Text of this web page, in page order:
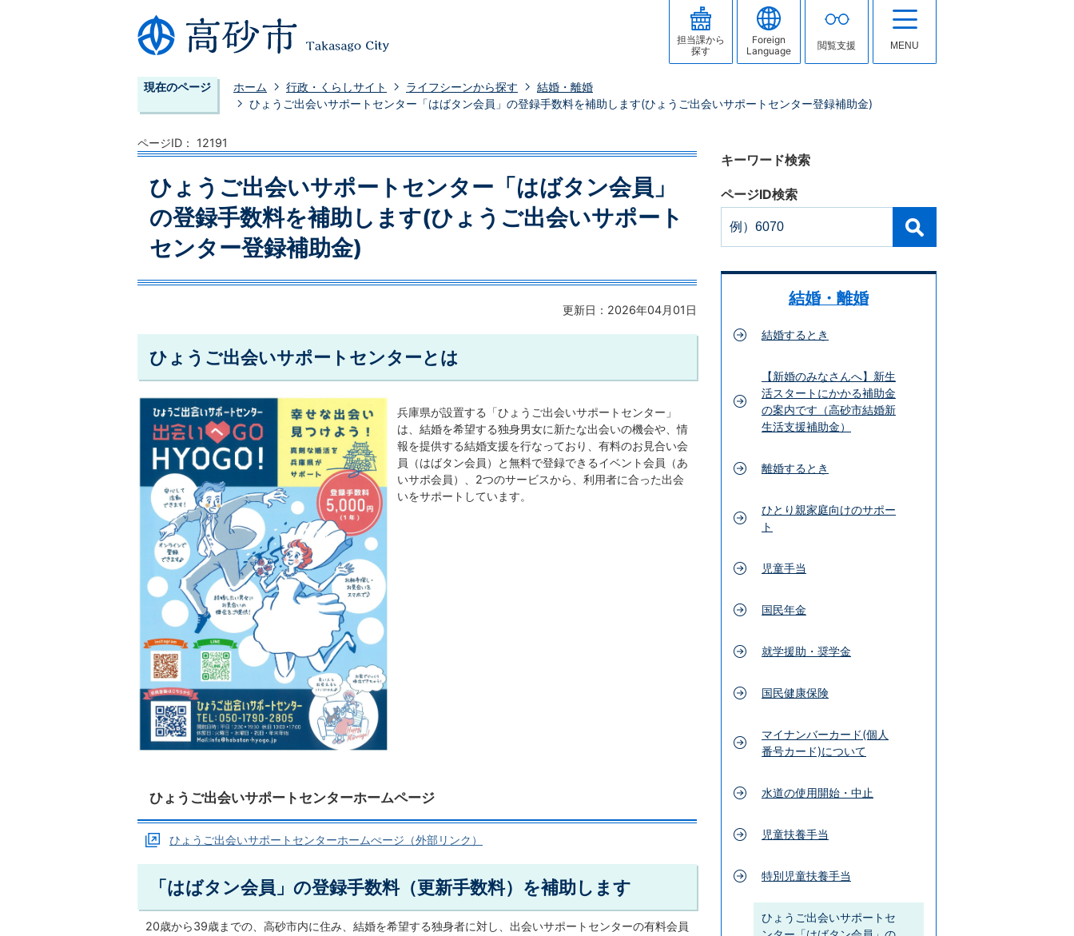
担当課から
探す
Foreign
Language
閲覧支援 MENU
現在のページ ホーム 行政・くらしサイト ライフシーンから探す
結婚・離婚
ひょうご出会いサポートセンター「はばタン会員」の登録手数料を補助します(ひょうご出会いサポートセンター登録補助金)
ページID： 12191
ひょうご出会いサポートセンター「はばタン会員」
の登録手数料を補助します(ひょうご出会いサポート
センター登録補助金)
更新日：2026年04月01日
ひょうご出会いサポートセンターとは
兵庫県が設置する「ひょうご出会いサポートセンター」
は、結婚を希望する独身男女に新たな出会いの機会や、情
報を提供する結婚支援を行なっており、有料のお見合い会
員（はばタン会員）と無料で登録できるイベント会員（あ
いサポ会員）、2つのサービスから、利用者に合った出会
いをサポートしています。
ひょうご出会いサポートセンターホームページ
ひょうご出会いサポートセンターホームぺージ（外部リンク）
「はばタン会員」の登録手数料（更新手数料）を補助します
20歳から39歳までの、高砂市内に住み、結婚を希望する独身者に対し、出会いサポートセンターの有料会員
キーワード検索
ページID検索
結婚・離婚
結婚するとき
【新婚のみなさんへ】新生
活スタートにかかる補助金
の案内です（高砂市結婚新
生活支援補助金）
離婚するとき
ひとり親家庭向けのサポー
ト
児童手当
国民年金
就学援助・奨学金
国民健康保険
マイナンバーカード(個人
番号カード)について
水道の使用開始・中止
児童扶養手当
特別児童扶養手当
ひょうご出会いサポートセ